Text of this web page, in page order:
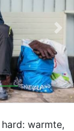
Next
warmte,